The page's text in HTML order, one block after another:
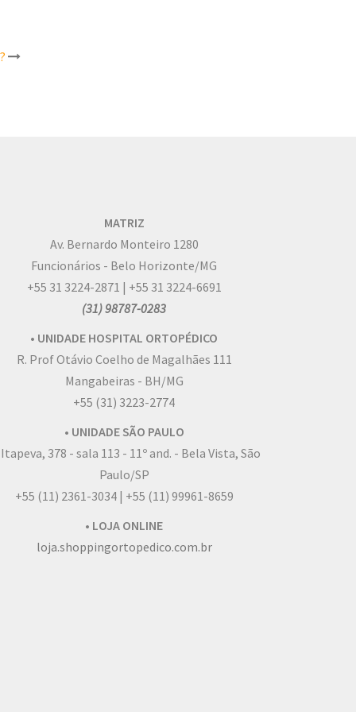
MATRIZ
Av. Bernardo Monteiro 1280
Funcionários - Belo Horizonte/MG
+55 31 3224-2871 | +55 31 3224-6691
(31) 98787-0283
• UNIDADE HOSPITAL ORTOPÉDICO
R. Prof Otávio Coelho de Magalhães 111
Mangabeiras - BH/MG
+55 (31) 3223-2774
• UNIDADE SÃO PAULO
378 - sala 113 - 11º and. - Bela Vista, São
Paulo/SP
+55 (11) 2361-3034 | +55 (11) 99961-8659
• LOJA ONLINE
loja.shoppingortopedico.com.br